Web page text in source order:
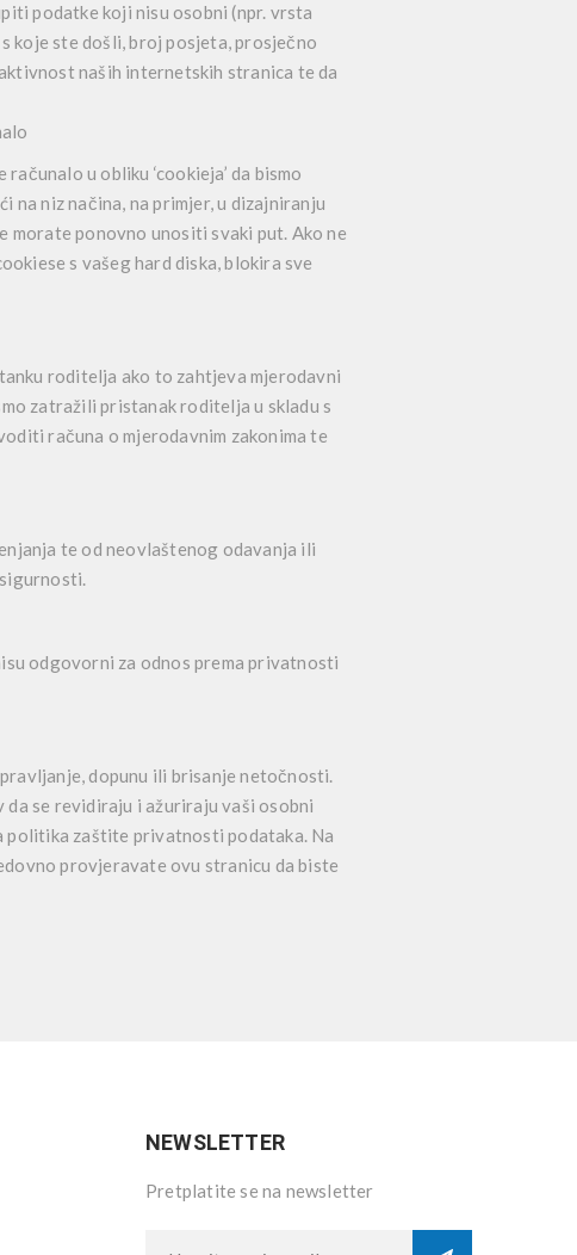
podatke koji nisu osobni (npr. vrsta
koje ste došli, broj posjeta, prosječno
naših internetskih stranica te da
u obliku ‘cookieja’ da bismo
na niz načina, na primjer, u dizajniranju
morate ponovno unositi svaki put. Ako ne
s vašeg hard diska, blokira sve
roditelja ako to zahtjeva mjerodavni
zatražili pristanak roditelja u skladu s
računa o mjerodavnim zakonima te
te od neovlaštenog odavanja ili
odgovorni za odnos prema privatnosti
dopunu ili brisanje netočnosti.
se revidiraju i ažuriraju vaši osobni
politika zaštite privatnosti podataka. Na
provjeravate ovu stranicu da biste
NEWSLETTER
Pretplatite se na newsletter